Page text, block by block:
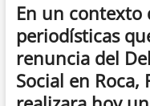
En un contexto
periodísticas
renuncia del
Social en Roca,